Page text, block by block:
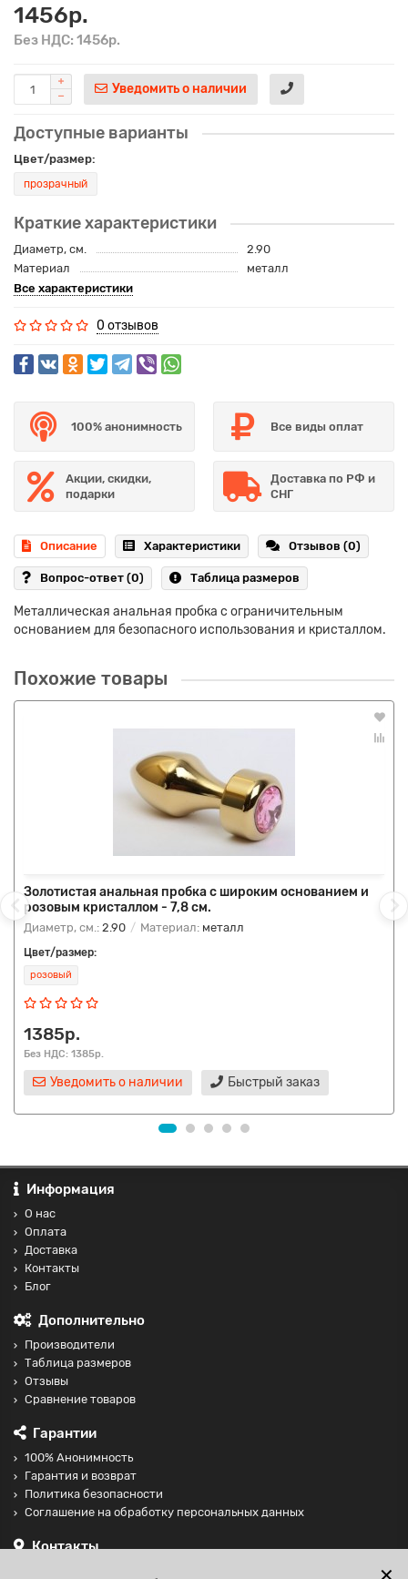
1456р.
Без НДС: 1456р.
Уведомить о наличии
Доступные варианты
Цвет/размер:
прозрачный
Краткие характеристики
Диаметр, см.
2.90
Материал
металл
Все характеристики
0 отзывов
100% анонимность Все виды оплат
Акции, скидки,
подарки
Доставка по РФ и
СНГ
Описание Характеристики Отзывов (0)
Вопрос-ответ (0) Таблица размеров
Металлическая анальная пробка с ограничительным
основанием для безопасного использования и кристаллом.
Похожие товары
Золотистая анальная пробка с широким основанием и
розовым кристаллом - 7,8 см.
Диаметр, см.: 2.90 Материал: металл
Цвет/размер:
розовый
1385р.
Без НДС: 1385р.
Уведомить о наличии Быстрый заказ
Информация
О нас
Оплата
Доставка
Контакты
Блог
Дополнительно
Производители
Таблица размеров
Отзывы
Сравнение товаров
Гарантии
100% Анонимность
Гарантия и возврат
Политика безопасности
Соглашение на обработку персональных данных
Контакты